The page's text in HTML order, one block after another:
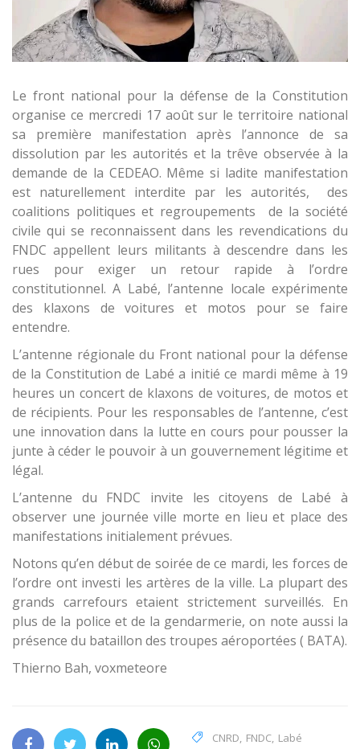
Le front national pour la défense de la Constitution
organise ce mercredi 17 août sur le territoire national
sa première manifestation après l’annonce de sa
dissolution par les autorités et la trêve observée à la
demande de la CEDEAO. Même si ladite manifestation
est naturellement interdite par les autorités, des
coalitions politiques et regroupements de la société
civile qui se reconnaissent dans les revendications du
FNDC appellent leurs militants à descendre dans les
rues pour exiger un retour rapide à l’ordre
constitutionnel. A Labé, l’antenne locale expérimente
des klaxons de voitures et motos pour se faire
entendre.
L’antenne régionale du Front national pour la défense
de la Constitution de Labé a initié ce mardi même à 19
heures un concert de klaxons de voitures, de motos et
de récipients. Pour les responsables de l’antenne, c’est
une innovation dans la lutte en cours pour pousser la
junte à céder le pouvoir à un gouvernement légitime et
légal.
L’antenne du FNDC invite les citoyens de Labé à
observer une journée ville morte en lieu et place des
manifestations initialement prévues.
Notons qu’en début de soirée de ce mardi, les forces de
l’ordre ont investi les artères de la ville. La plupart des
grands carrefours etaient strictement surveillés. En
plus de la police et de la gendarmerie, on note aussi la
présence du bataillon des troupes aéroportées ( BATA).
Thierno Bah, voxmeteore
CNRD, FNDC, Labé